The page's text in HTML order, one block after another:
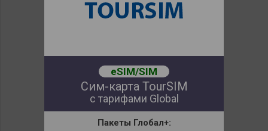
eSIM/SIM
Сим-карта TourSIM
с тарифами Global
Пакеты Глобал+: